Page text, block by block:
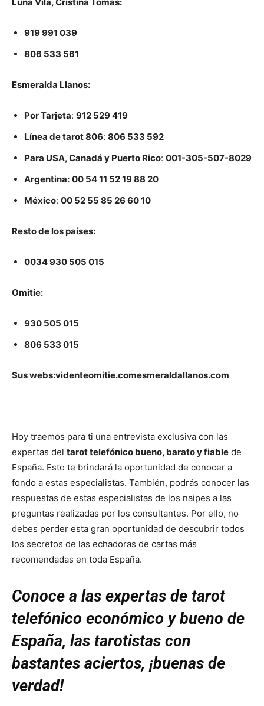
919 991 039
806 533 561
Esmeralda Llanos:
Por Tarjeta: 912 529 419
Línea de tarot 806: 806 533 592
Para USA, Canadá y Puerto Rico: 001-305-507-8029
Argentina: 00 54 11 52 19 88 20
México: 00 52 55 85 26 60 10
Resto de los países:
0034 930 505 015
Omitie:
930 505 015
806 533 015
Sus webs:videnteomitie.comesmeraldallanos.com
Hoy traemos para ti una entrevista exclusiva con las
expertas del tarot telefónico bueno, barato y fiable de
España. Esto te brindará la oportunidad de conocer a
fondo a estas especialistas. También, podrás conocer las
respuestas de estas especialistas de los naipes a las
preguntas realizadas por los consultantes. Por ello, no
debes perder esta gran oportunidad de descubrir todos
los secretos de las echadoras de cartas más
recomendadas en toda España.
Conoce a las expertas de tarot
telefónico económico y bueno de
España, las tarotistas con
bastantes aciertos, ¡buenas de
verdad!